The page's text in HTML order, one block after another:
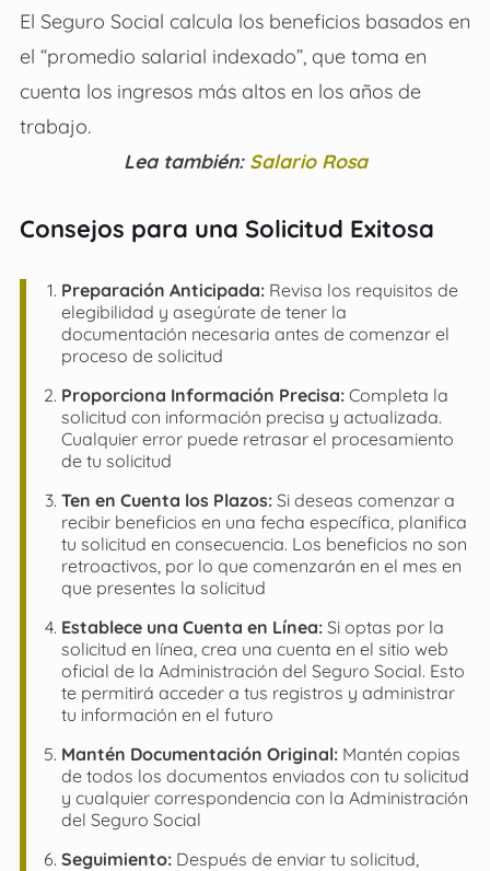
El Seguro Social calcula los beneficios basados en
el “promedio salarial indexado”, que toma en
cuenta los ingresos más altos en los años de
trabajo.
Lea también: Salario Rosa
Consejos para una Solicitud Exitosa
Preparación Anticipada: Revisa los requisitos de
elegibilidad y asegúrate de tener la
documentación necesaria antes de comenzar el
proceso de solicitud
Proporciona Información Precisa:Completa la
solicitud con información precisa y actualizada.
Cualquier error puede retrasar el procesamiento
de tu solicitud
Ten en Cuenta los Plazos:Si deseas comenzar a
recibir beneficios en una fecha específica, planifica
tu solicitud en consecuencia. Los beneficios no son
retroactivos, por lo que comenzarán en el mes en
que presentes la solicitud
Establece una Cuenta en Línea:Si optas por la
solicitud en línea, crea una cuenta en el sitio web
oficial de la Administración del Seguro Social. Esto
te permitirá acceder a tus registros y administrar
tu información en el futuro
Mantén Documentación Original:Mantén copias
de todos los documentos enviados con tu solicitud
y cualquier correspondencia con la Administración
del Seguro Social
Seguimiento:Después de enviar tu solicitud,